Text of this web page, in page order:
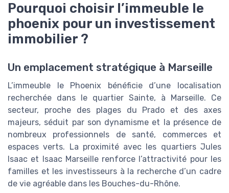
Pourquoi choisir l’immeuble le
phoenix pour un investissement
immobilier ?
Un emplacement stratégique à Marseille
L’immeuble le Phoenix bénéficie d’une localisation
recherchée dans le quartier Sainte, à Marseille. Ce
secteur, proche des plages du Prado et des axes
majeurs, séduit par son dynamisme et la présence de
nombreux professionnels de santé, commerces et
espaces verts. La proximité avec les quartiers Jules
Isaac et Isaac Marseille renforce l’attractivité pour les
familles et les investisseurs à la recherche d’un cadre
de vie agréable dans les Bouches-du-Rhône.